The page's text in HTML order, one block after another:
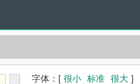
字体： [ 很小 标准 很大 ]